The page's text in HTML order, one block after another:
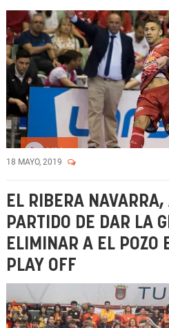
Vídeo
18 MAYO, 2019
EL RIBERA NAVARRA,
PARTIDO DE DAR LA
ELIMINAR A EL POZO
PLAY OFF